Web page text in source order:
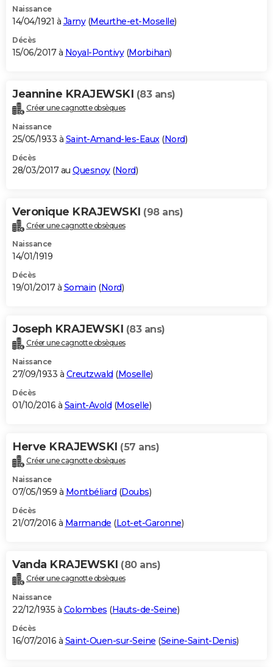
Naissance
14/04/1921 à Jarny(Meurthe-et-Moselle)
Décès
15/06/2017 à Noyal-Pontivy(Morbihan)
Jeannine KRAJEWSKI (83 ans)
Créer une cagnotte obsèques
Naissance
25/05/1933 à Saint-Amand-les-Eaux (Nord)
Décès
28/03/2017 au Quesnoy(Nord)
Veronique KRAJEWSKI (98 ans)
Créer une cagnotte obsèques
Naissance
14/01/1919
Décès
19/01/2017 à Somain (Nord)
Joseph KRAJEWSKI (83 ans)
Créer une cagnotte obsèques
Naissance
27/09/1933 à Creutzwald (Moselle)
Décès
01/10/2016 à Saint-Avold (Moselle)
Herve KRAJEWSKI (57 ans)
Créer une cagnotte obsèques
Naissance
07/05/1959 à Montbéliard (Doubs)
Décès
21/07/2016 à Marmande (Lot-et-Garonne)
Vanda KRAJEWSKI (80 ans)
Créer une cagnotte obsèques
Naissance
22/12/1935 à Colombes (Hauts-de-Seine)
Décès
16/07/2016 à Saint-Ouen-sur-Seine (Seine-Saint-Denis)